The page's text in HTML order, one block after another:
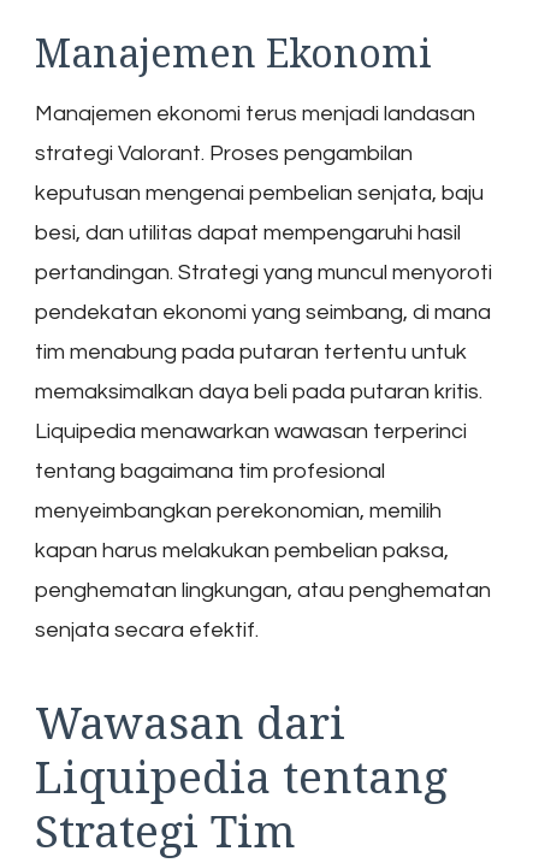
Manajemen Ekonomi
Manajemen ekonomi terus menjadi landasan
strategi Valorant. Proses pengambilan
keputusan mengenai pembelian senjata, baju
besi, dan utilitas dapat mempengaruhi hasil
pertandingan. Strategi yang muncul menyoroti
pendekatan ekonomi yang seimbang, di mana
tim menabung pada putaran tertentu untuk
memaksimalkan daya beli pada putaran kritis.
Liquipedia menawarkan wawasan terperinci
tentang bagaimana tim profesional
menyeimbangkan perekonomian, memilih
kapan harus melakukan pembelian paksa,
penghematan lingkungan, atau penghematan
senjata secara efektif.
Wawasan dari
Liquipedia tentang
Strategi Tim